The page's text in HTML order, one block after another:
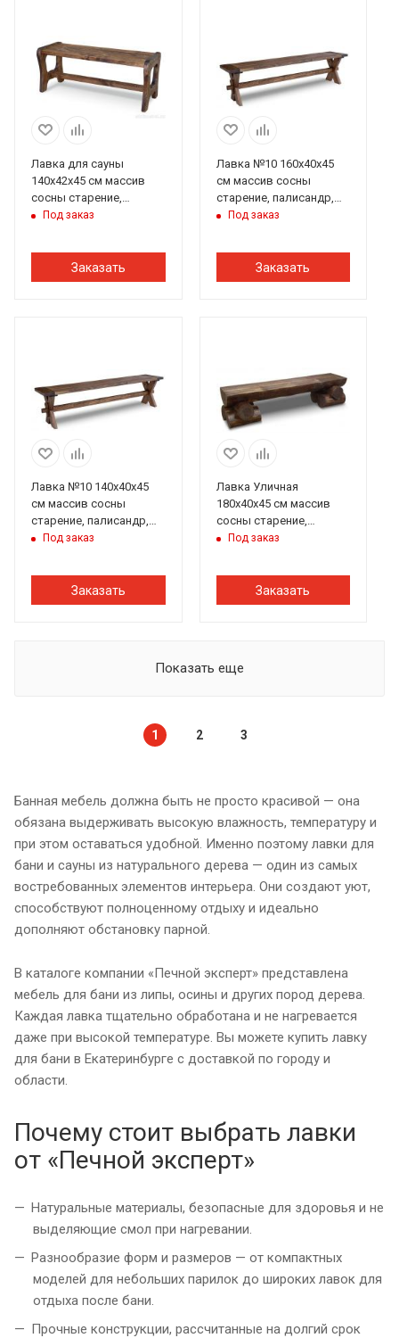
Лавка для сауны
140х42х45 см массив
сосны старение,
палисандр, ИРБ
Под заказ
Заказать
Лавка №10 160х40х45
см массив сосны
старение, палисандр,
ИРБПод заказ
Заказать
Лавка №10 140х40х45
см массив сосны
старение, палисандр,
ИРБПод заказ
Заказать
Лавка Уличная
180х40х45 см массив
сосны старение,
палисандр, ИРБ
Под заказ
Заказать
Показать еще
1 2 3
Банная мебель должна быть не просто красивой — она
обязана выдерживать высокую влажность, температуру и
при этом оставаться удобной. Именно поэтому лавки для
бани и сауны из натурального дерева — один из самых
востребованных элементов интерьера. Они создают уют,
способствуют полноценному отдыху и идеально
дополняют обстановку парной.
В каталоге компании «Печной эксперт» представлена
мебель для бани из липы, осины и других пород дерева.
Каждая лавка тщательно обработана и не нагревается
даже при высокой температуре. Вы можете купить лавку
для бани в Екатеринбурге с доставкой по городу и
области.
Почему стоит выбрать лавки
от «Печной эксперт»
Натуральные материалы, безопасные для здоровья и не
выделяющие смол при нагревании.
Разнообразие форм и размеров — от компактных
моделей для небольших парилок до широких лавок для
отдыха после бани.
Прочные конструкции, рассчитанные на долгий срок